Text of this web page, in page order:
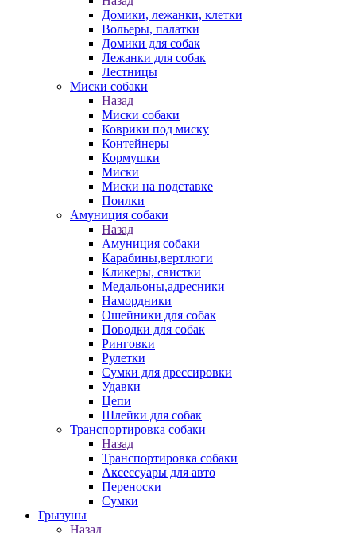
Домики, лежанки, клетки
Вольеры, палатки
Домики для собак
Лежанки для собак
Лестницы
Миски собаки
Назад
Миски собаки
Коврики под миску
Контейнеры
Кормушки
Миски
Миски на подставке
Поилки
Амуниция собаки
Назад
Амуниция собаки
Карабины,вертлюги
Кликеры, свистки
Медальоны,адресники
Намордники
Ошейники для собак
Поводки для собак
Ринговки
Рулетки
Сумки для дрессировки
Удавки
Цепи
Шлейки для собак
Транспортировка собаки
Назад
Транспортировка собаки
Аксессуары для авто
Переноски
Сумки
Грызуны
Назад